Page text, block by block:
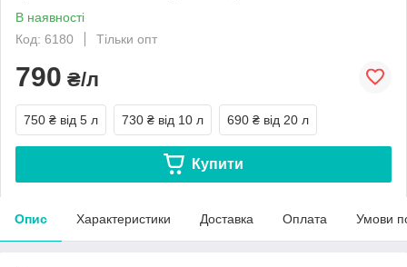
В наявності
Код: 6180
Тільки опт
790 ₴/л
750 ₴ від 5 л 730 ₴ від 10 л 690 ₴ від 20 л
Купити
Опис Характеристики Доставка Оплата Умови